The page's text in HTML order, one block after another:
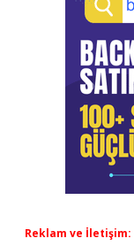
Reklam ve İletişim: